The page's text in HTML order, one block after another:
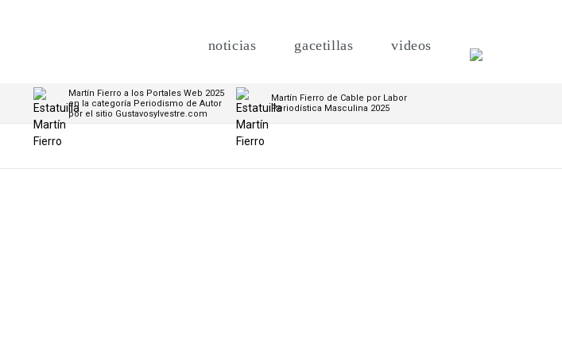
noticias gacetillas videos
Martín Fierro a los Portales Web 2025
en la categoría Periodismo de Autor
por el sitio Gustavosylvestre.com
Martín Fierro de Cable por Labor
Periodística Masculina 2025